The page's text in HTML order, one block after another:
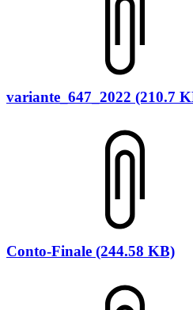
variante_647_2022 (210.7
Conto-Finale (244.58 KB)